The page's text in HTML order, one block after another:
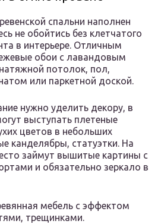
спальни наполнен
не обойтись без клетчатого
в интерьере. Отличным
обои с лавандовым
потолок, пол,
или паркетной доской.
нужно уделить декору, в
выступать плетеные
цветов в небольших
канделябры, статуэтки. На
займут вышитые картины с
и обязательно зеркало в
мебель с эффектом
трещинками.